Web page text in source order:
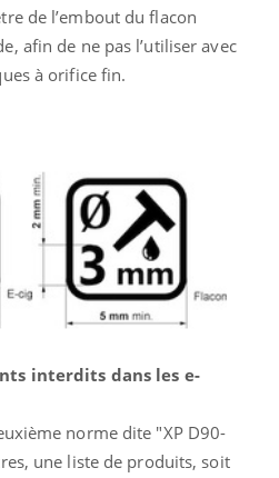
de l’embout du flacon
afin de ne pas l’utiliser avec
à orifice fin.
interdits dans les e-
norme dite "XP D90-
une liste de produits, soit